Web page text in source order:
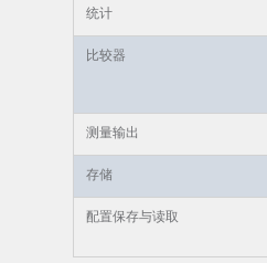
统计
比较器
测量输出
存储
配置保存与读取